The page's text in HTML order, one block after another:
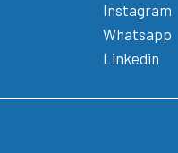
Instagram
Whatsapp
Linkedin